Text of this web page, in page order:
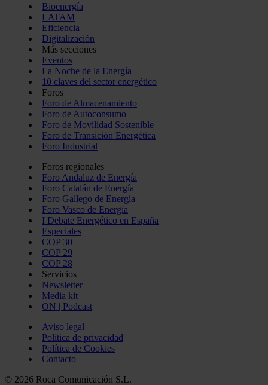
Bioenergía
LATAM
Eficiencia
Digitalización
Más secciones
Eventos
La Noche de la Energía
10 claves del sector energético
Foros
Foro de Almacenamiento
Foro de Autoconsumo
Foro de Movilidad Sostenible
Foro de Transición Energética
Foro Industrial
Foros regionales
Foro Andaluz de Energía
Foro Catalán de Energía
Foro Gallego de Energía
Foro Vasco de Energía
I Debate Energético en España
Especiales
COP 30
COP 29
COP 28
Servicios
Newsletter
Media kit
ON | Podcast
Aviso legal
Política de privacidad
Política de Cookies
Contacto
© 2026 Roca Comunicación S.L.